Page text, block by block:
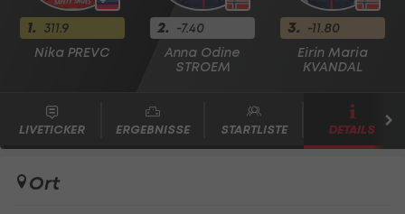
1. 311.9
Nika PREVC
2. -7.40
Anna Odine
STROEM
3. -11.80
Eirin Maria
KVANDAL
LIVETICKER ERGEBNISSE STARTLISTE DETAILS
Ort